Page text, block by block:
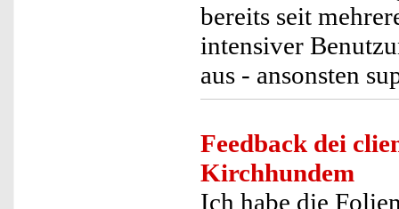
bereits seit
intensiver
aus - ansonsten
Feedback dei
Kirchhundem
Ich habe die